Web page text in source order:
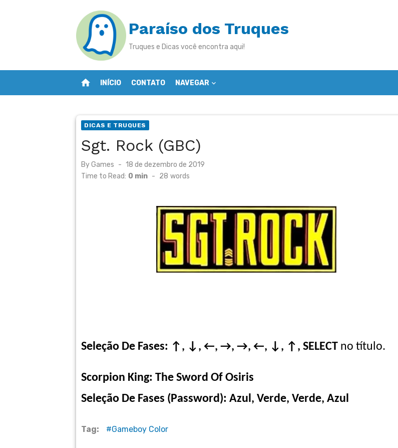
Paraíso dos Truques
Truques e Dicas você encontra aqui!
home INÍCIO CONTATO NAVEGAR
DICAS E TRUQUES
Sgt. Rock (GBC)
ByGames
Posted
on
18 de dezembro de 2019
Time to Read: 0 min - 28 words
Seleção De Fases: ↑, ↓, ←, →, →, ←, ↓, ↑, SELECT no título.
Scorpion King: The Sword Of Osiris
Seleção De Fases (Password): Azul, Verde, Verde, Azul
Tag: Gameboy Color